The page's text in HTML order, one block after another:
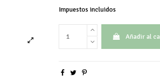
Impuestos incluidos
Añadir al